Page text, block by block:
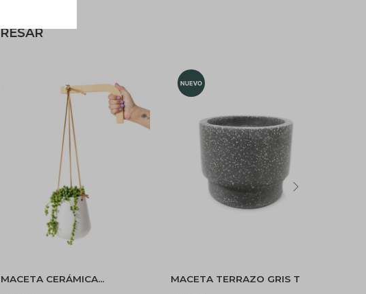
MACETA CERÁMICA
MACETA TERRAZO GRIS T